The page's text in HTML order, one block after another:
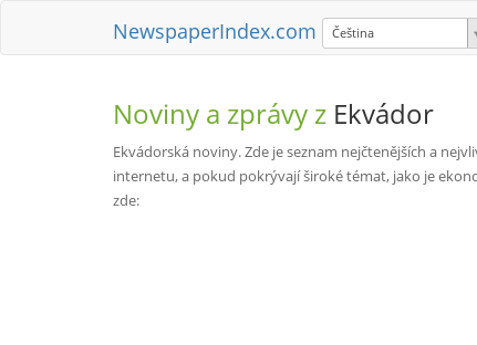
NewspaperIndex.com Čeština
Noviny a zprávy z Ekvádor
Ekvádorská noviny. Zde je seznam nejčtenějších a
internetu, a pokud pokrývají široké témat, jako je
zde: